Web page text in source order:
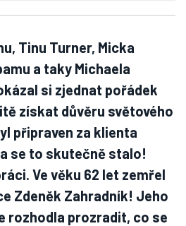
Tinu Turner, Micka
a taky Michaela
si zjednat pořádek
získat důvěru světového
připraven za klienta
se to skutečně stalo!
Ve věku 62 let zemřel
Zdeněk Zahradník! Jeho
rozhodla prozradit, co se